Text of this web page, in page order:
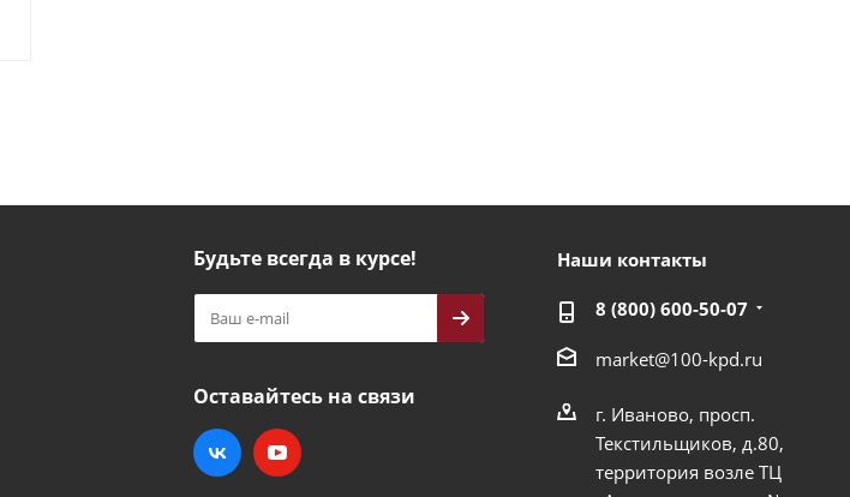
Будьте всегда в курсе!
Оставайтесь на связи
Наши контакты
8 (800) 600-50-07
market@100-kpd.ru
г. Иваново, просп.
Текстильщиков, д.80,
территория возле ТЦ